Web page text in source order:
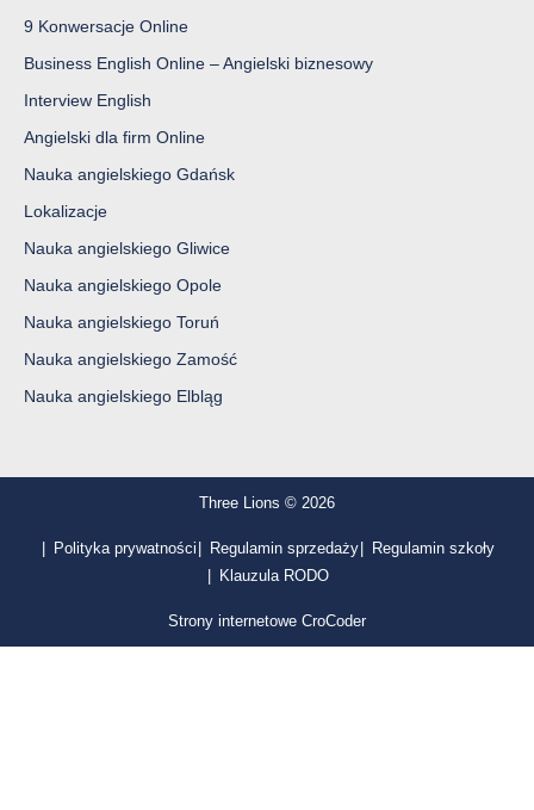
9 Konwersacje Online
Business English Online – Angielski biznesowy
Interview English
Angielski dla firm Online
Nauka angielskiego Gdańsk
Lokalizacje
Nauka angielskiego Gliwice
Nauka angielskiego Opole
Nauka angielskiego Toruń
Nauka angielskiego Zamość
Nauka angielskiego Elbląg
Three Lions © 2026
Polityka prywatności Regulamin sprzedaży
Regulamin szkoły
Klauzula RODO
Strony internetowe CroCoder